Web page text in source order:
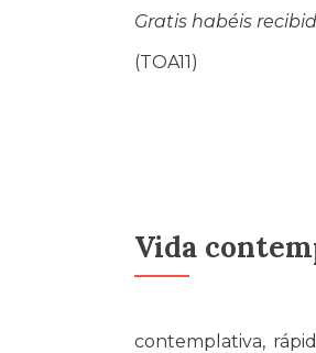
Gratis habéis
(TOA11)
Vida
contemplativa,